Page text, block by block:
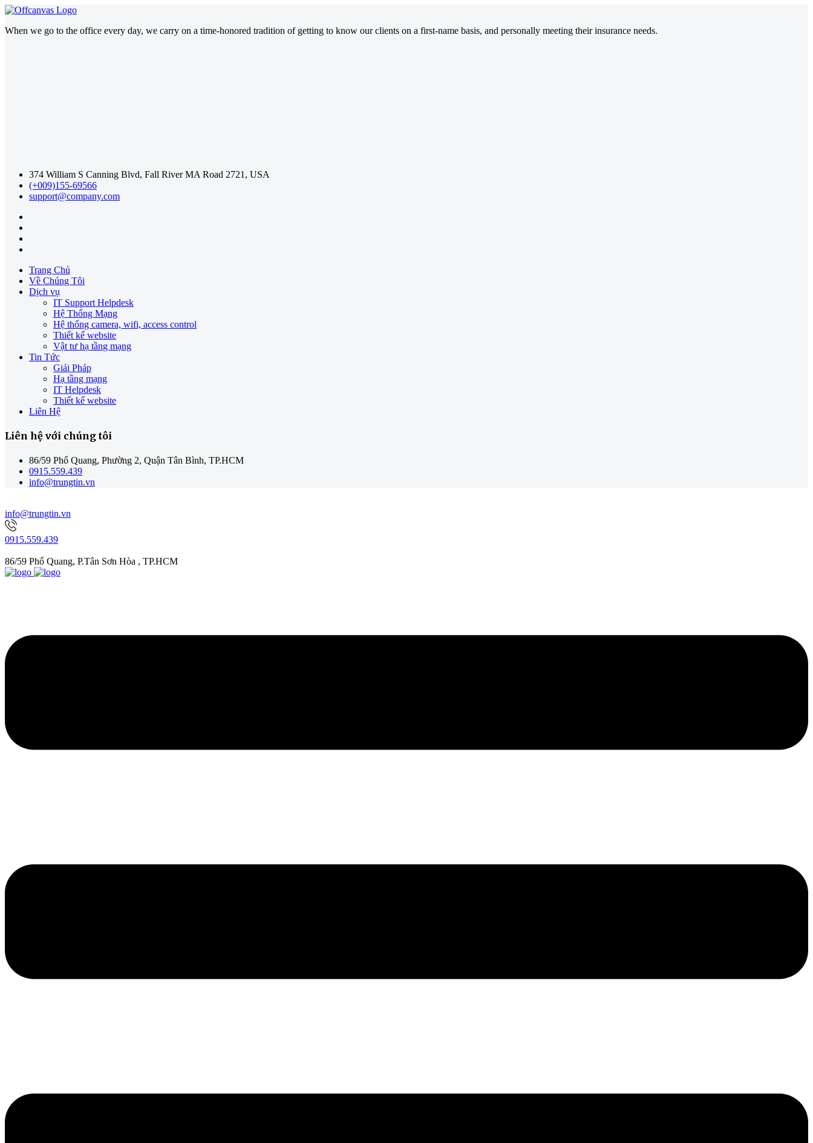
When we go to the office every day, we carry on a time-honored tradition of getting to know our clients on a first-name basis, and personally meeting their insurance needs.
374 William S Canning Blvd, Fall River MA Road 2721, USA
(+009)155-69566
support@company.com
Trang Chủ
Về Chúng Tôi
Dịch vụ
IT Support Helpdesk
Hệ Thống Mạng
Hệ thống camera, wifi, access control
Thiết kế website
Vật tư hạ tầng mạng
Tin Tức
Giải Pháp
Hạ tầng mạng
IT Helpdesk
Thiết kế website
Liên Hệ
Liên hệ với chúng tôi
86/59 Phổ Quang, Phường 2, Quận Tân Bình, TP.HCM
0915.559.439
info@trungtin.vn
info@trungtin.vn
0915.559.439
86/59 Phổ Quang, P.Tân Sơn Hòa , TP.HCM